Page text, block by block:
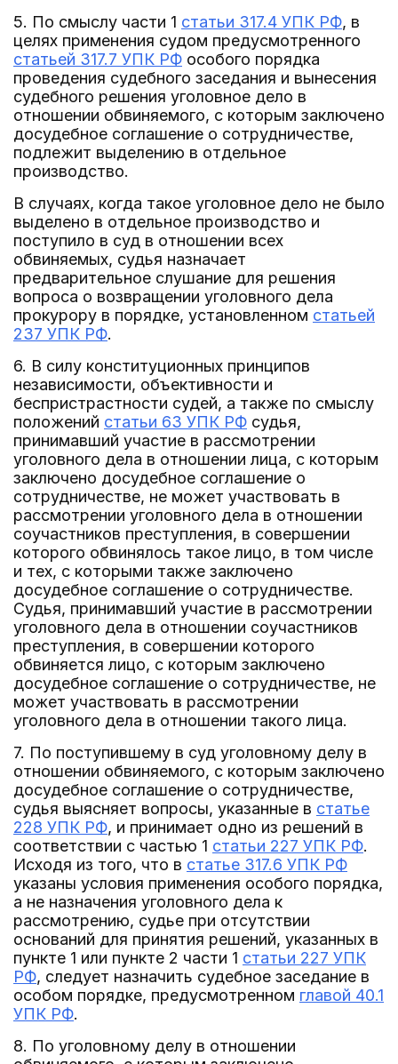
5. По смыслу части 1 статьи 317.4 УПК РФ, в
целях применения судом предусмотренного
статьей 317.7 УПК РФ особого порядка
проведения судебного заседания и вынесения
судебного решения уголовное дело в
отношении обвиняемого, с которым заключено
досудебное соглашение о сотрудничестве,
подлежит выделению в отдельное
производство.
В случаях, когда такое уголовное дело не было
выделено в отдельное производство и
поступило в суд в отношении всех
обвиняемых, судья назначает
предварительное слушание для решения
вопроса о возвращении уголовного дела
прокурору в порядке, установленном статьей
237 УПК РФ.
6. В силу конституционных принципов
независимости, объективности и
беспристрастности судей, а также по смыслу
положений статьи 63 УПК РФ судья,
принимавший участие в рассмотрении
уголовного дела в отношении лица, с которым
заключено досудебное соглашение о
сотрудничестве, не может участвовать в
рассмотрении уголовного дела в отношении
соучастников преступления, в совершении
которого обвинялось такое лицо, в том числе
и тех, с которыми также заключено
досудебное соглашение о сотрудничестве.
Судья, принимавший участие в рассмотрении
уголовного дела в отношении соучастников
преступления, в совершении которого
обвиняется лицо, с которым заключено
досудебное соглашение о сотрудничестве, не
может участвовать в рассмотрении
уголовного дела в отношении такого лица.
7. По поступившему в суд уголовному делу в
отношении обвиняемого, с которым заключено
досудебное соглашение о сотрудничестве,
судья выясняет вопросы, указанные в статье
228 УПК РФ, и принимает одно из решений в
соответствии с частью 1 статьи 227 УПК РФ.
Исходя из того, что в статье 317.6 УПК РФ
указаны условия применения особого порядка,
а не назначения уголовного дела к
рассмотрению, судье при отсутствии
оснований для принятия решений, указанных в
пункте 1 или пункте 2 части 1 статьи 227 УПК
РФ, следует назначить судебное заседание в
особом порядке, предусмотренном главой 40.1
УПК РФ.
8. По уголовному делу в отношении